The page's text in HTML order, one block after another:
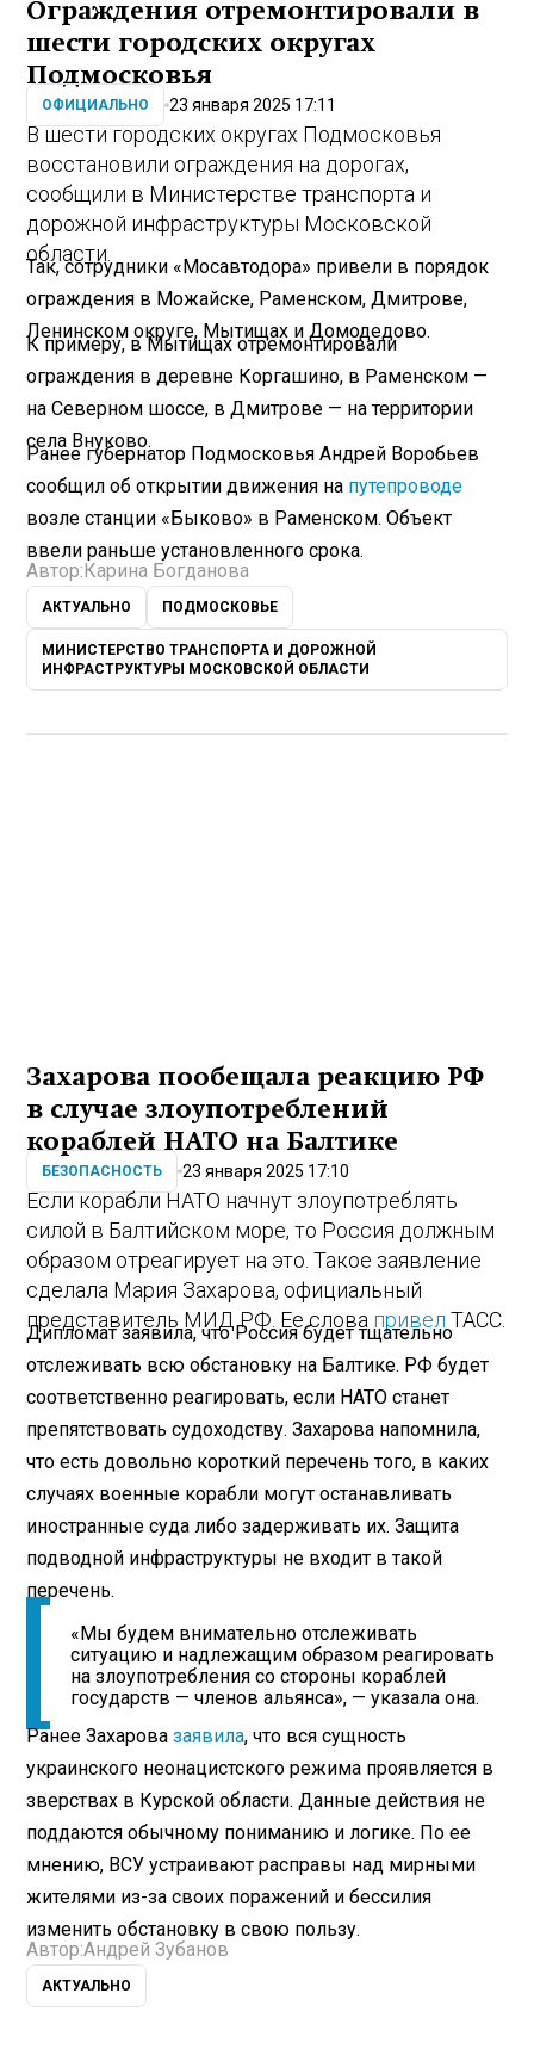
Ограждения отремонтировали в
шести городских округах
Подмосковья
ОФИЦИАЛЬНО 23 января 2025 17:11
В шести городских округах Подмосковья
восстановили ограждения на дорогах,
сообщили в Министерстве транспорта и
дорожной инфраструктуры Московской
области.
Так, сотрудники «Мосавтодора» привели в порядок
ограждения в Можайске, Раменском, Дмитрове,
Ленинском округе, Мытищах и Домодедово.
К примеру, в Мытищах отремонтировали
ограждения в деревне Коргашино, в Раменском —
на Северном шоссе, в Дмитрове — на территории
села Внуково.
Ранее губернатор Подмосковья Андрей Воробьев
сообщил об открытии движения на путепроводе
возле станции «Быково» в Раменском. Объект
ввели раньше установленного срока.
Автор: Карина Богданова
АКТУАЛЬНО ПОДМОСКОВЬЕ
МИНИСТЕРСТВО ТРАНСПОРТА И ДОРОЖНОЙ
ИНФРАСТРУКТУРЫ МОСКОВСКОЙ ОБЛАСТИ
Захарова пообещала реакцию РФ
в случае злоупотреблений
кораблей НАТО на Балтике
БЕЗОПАСНОСТЬ 23 января 2025 17:10
Если корабли НАТО начнут злоупотреблять
силой в Балтийском море, то Россия должным
образом отреагирует на это. Такое заявление
сделала Мария Захарова, официальный
представитель МИД РФ. Ее слова привел ТАСС.
Дипломат заявила, что Россия будет тщательно
отслеживать всю обстановку на Балтике. РФ будет
соответственно реагировать, если НАТО станет
препятствовать судоходству. Захарова напомнила,
что есть довольно короткий перечень того, в каких
случаях военные корабли могут останавливать
иностранные суда либо задерживать их. Защита
подводной инфраструктуры не входит в такой
перечень.
«Мы будем внимательно отслеживать
ситуацию и надлежащим образом реагировать
на злоупотребления со стороны кораблей
государств — членов альянса», — указала она.
Ранее Захаровазаявила, что вся сущность
украинского неонацистского режима проявляется в
зверствах в Курской области. Данные действия не
поддаются обычному пониманию и логике. По ее
мнению, ВСУ устраивают расправы над мирными
жителями из-за своих поражений и бессилия
изменить обстановку в свою пользу.
Автор:Андрей Зубанов
АКТУАЛЬНО